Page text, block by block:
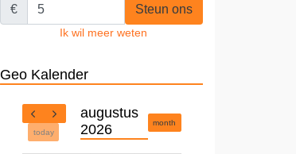
€ Steun ons
Ik wil meer weten
Geo Kalender
today
augustus
2026
month